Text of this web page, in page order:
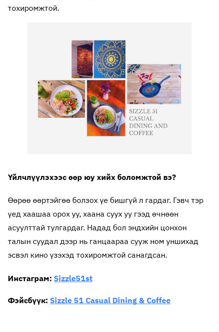
тохиромжтой.
Үйлчлүүлэхээс өөр юу хийх боломжтой вэ?
Өөрөө өөртэйгөө болзох үе бишгүй л гардаг. Гэвч тэр
үед хаашаа орох уу, хаана суух уу гээд өчнөөн
асуулттай тулгардаг. Надад бол эндхийн цонхон
талын суудал дээр нь ганцаараа сууж ном уншихад
эсвэл кино үзэхэд тохиромжтой санагдсан.
Инстаграм: Sizzle51st
Фэйсбүүк: Sizzle 51 Casual Dining & Coffee